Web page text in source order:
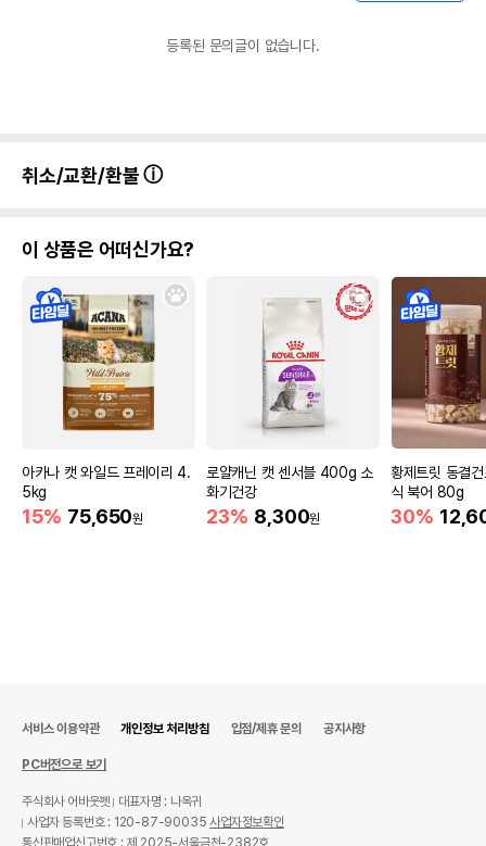
등록된 문의글이 없습니다.
취소/교환/환불
이 상품은 어떠신가요?
아카나 캣 와일드 프레이리 4.
5kg
15% 75,650원
로얄캐닌 캣 센서블 400g 소
화기건강
23% 8,300원
황제트릿 동결
식 북어 80g
30%
서비스 이용약관 개인정보 처리방침 입점/제휴 문의 공지사항
PC버전으로 보기
주식회사 어바웃펫
대표자명 : 나옥귀
사업자 등록번호 : 120-87-90035사업자정보확인
통신판매업신고번호 : 제 2025-서울금천-2382호